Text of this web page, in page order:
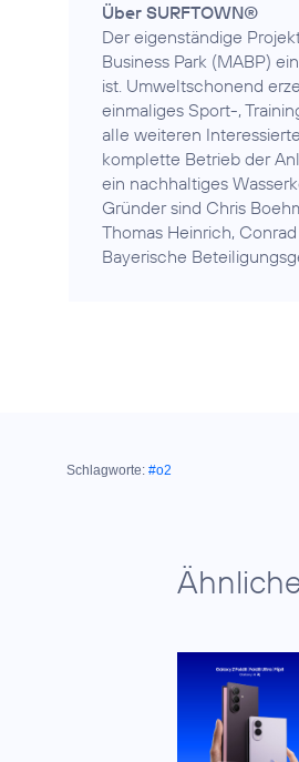
Über SURFTOWN®
Der eigenständige
Business Park (MABP)
ist. Umweltschonend
einmaliges Sport-,
alle weiteren
komplette Betrieb der
ein nachhaltiges
Gründer sind Chris
Thomas Heinrich,
Bayerische
Schlagworte: #o2